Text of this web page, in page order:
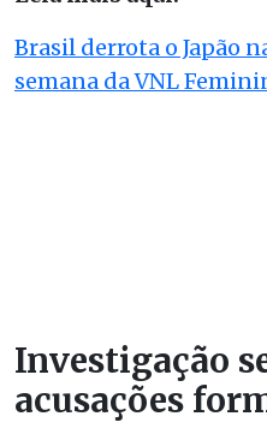
Brasil derrota o Japão
semana da VNL
Investigação
acusações